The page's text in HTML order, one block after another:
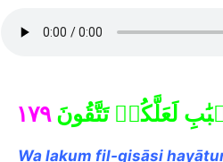
لَعَلَّكُمۡ تَتَّقُونَ١٧٩
Wa lakum fil-qiṣāṣiḥayā